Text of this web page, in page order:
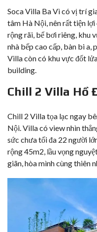
Soca Villa Ba Vìcó vị trí
tâm Hà Nội, nên rất tiện
rộng rãi, bể bơi riêng, khu
nhà bếp cao cấp, bàn bi
Villa còn có khu vực đốt
building.
Chill 2 Villa Hồ
Chill 2 Villatọa lạc ngay
Nội. Villa có view nhìn
sức chưa tối đa 22 người
rộng 45m2, lầu vọng
giãn, hòa mình cùng thiên